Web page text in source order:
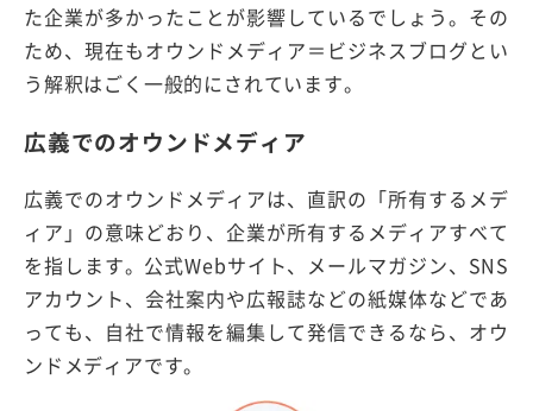
た企業が多かったことが影響しているでしょう。その
ため、現在もオウンドメディア＝ビジネスブログとい
う解釈はごく一般的にされています。
広義でのオウンドメディア
広義でのオウンドメディアは、直訳の「所有するメデ
ィア」の意味どおり、企業が所有するメディアすべて
を指します。公式Webサイト、メールマガジン、SNS
アカウント、会社案内や広報誌などの紙媒体などであ
っても、自社で情報を編集して発信できるなら、オウ
ンドメディアです。